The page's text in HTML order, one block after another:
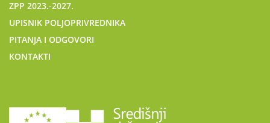
ZPP 2023.-2027.
UPISNIK POLJOPRIVREDNIKA
PITANJA I ODGOVORI
KONTAKTI